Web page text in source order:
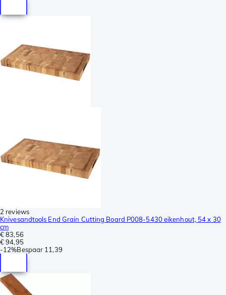
2 reviews
Knivesandtools End Grain Cutting Board P008-5430 eikenhout, 54 x 30
cm
€ 83,56
€ 94,95
-12%Bespaar 11,39